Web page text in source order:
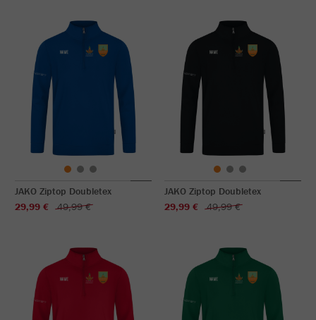
JAKO Ziptop Doubletex
29,99 €
49,99 €
JAKO Ziptop Doubletex
29,99 €
49,99 €